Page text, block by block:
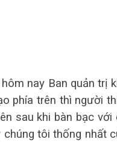
nay Ban quản trị
phía trên thì người
sau khi bàn bạc
tôi thống nhất